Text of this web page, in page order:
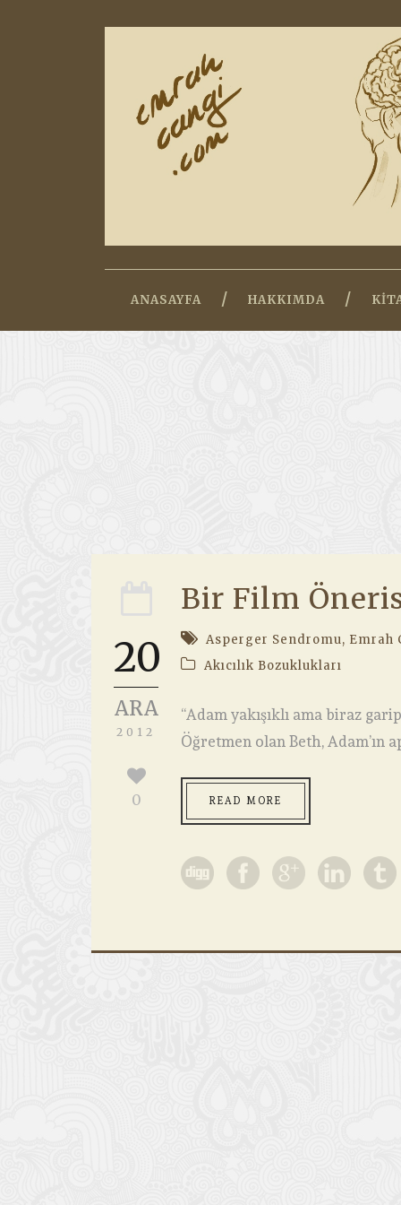
ANASAYFA HAKKIMDA
20
ARA
2012
0
Bir Film
Asperger Sendromu, Emrah
Akıcılık Bozuklukları
“Adam yakışıklı ama biraz
Öğretmen olan Beth, Adam’ın
READ MORE